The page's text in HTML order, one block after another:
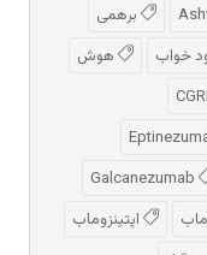
برهمی
خواب
هوش
اپتینزوماب